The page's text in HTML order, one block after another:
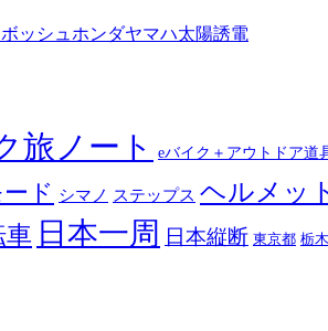
ボッシュ ホンダヤマハ太陽誘電
旅ノート eバイク＋アウトドア道
ド シマノ ステップス ヘルメッ
車 日本一周 日本縦断 東京都 栃